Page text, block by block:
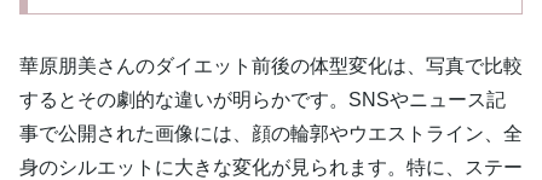
華原朋美さんのダイエット前後の体型変化は、写真で比較
するとその劇的な違いが明らかです。SNSやニュース記
事で公開された画像には、顔の輪郭やウエストライン、全
身のシルエットに大きな変化が見られます。特に、ステー